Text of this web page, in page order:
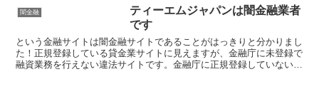
闇金融
ティーエムジャパンは闇金融業者
です
という金融サイトは闇金融サイトであることがはっきりと分かりまし
た！正規登録している貸金業サイトに見えますが、金融庁に未登録で
融資業務を行えない違法サイトです。金融庁に正規登録していない未